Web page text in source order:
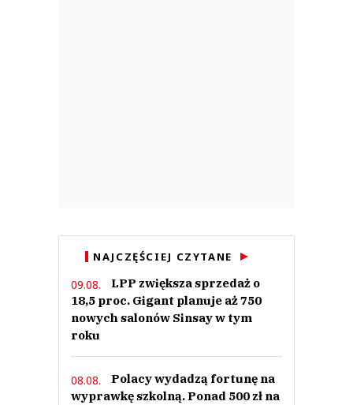
NAJCZĘŚCIEJ CZYTANE
09.08.
LPP zwiększa sprzedaż o
18,5 proc. Gigant planuje aż 750
nowych salonów Sinsay w tym
roku
08.08.
Polacy wydadzą fortunę na
wyprawkę szkolną. Ponad 500 zł na